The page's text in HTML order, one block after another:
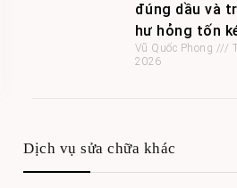
đúng dầu và
hư hỏng tốn
Vũ Quốc Phong
2026
Dịch vụ sửa chữa khác